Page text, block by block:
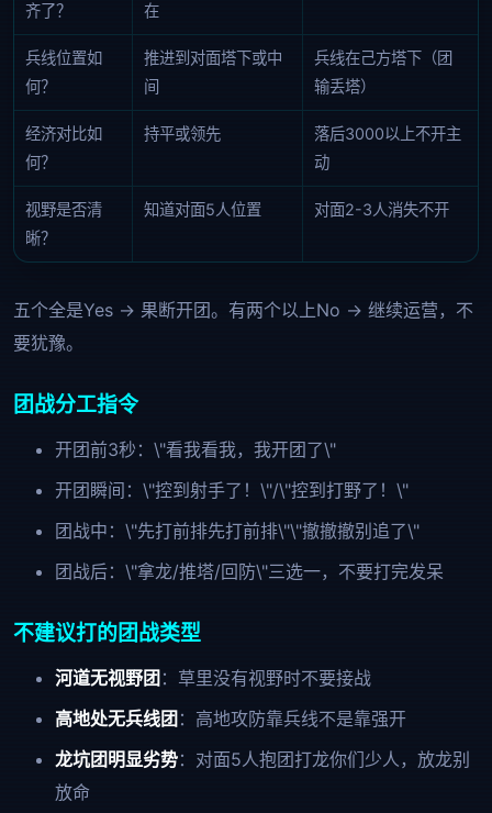
齐了？
在
兵线位置如
何？
推进到对面塔下或中
间
兵线在己方塔下（团
输丢塔）
经济对比如
何？
持平或领先
落后3000以上不开主
动
视野是否清
晰？
知道对面5人位置 对面2-3人消失不开
五个全是Yes → 果断开团。有两个以上No → 继续运营，不
要犹豫。
团战分工指令
开团前3秒：\"看我看我，我开团了\"
开团瞬间：\"控到射手了！\"/\"控到打野了！\"
团战中：\"先打前排先打前排\"\"撤撤撤别追了\"
团战后：\"拿龙/推塔/回防\"三选一，不要打完发呆
不建议打的团战类型
河道无视野团 ：草里没有视野时不要接战
高地处无兵线团 ：高地攻防靠兵线不是靠强开
龙坑团明显劣势：对面5人抱团打龙你们少人，放龙别
放命